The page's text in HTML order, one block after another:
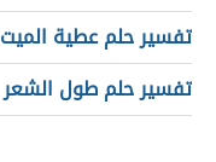
تفسير حلم عطية الميت
تفسير حلم طول الشعر